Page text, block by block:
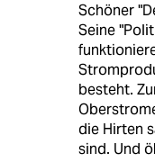
Schöner
Seine
besteht.
die Hirten
sind. Und